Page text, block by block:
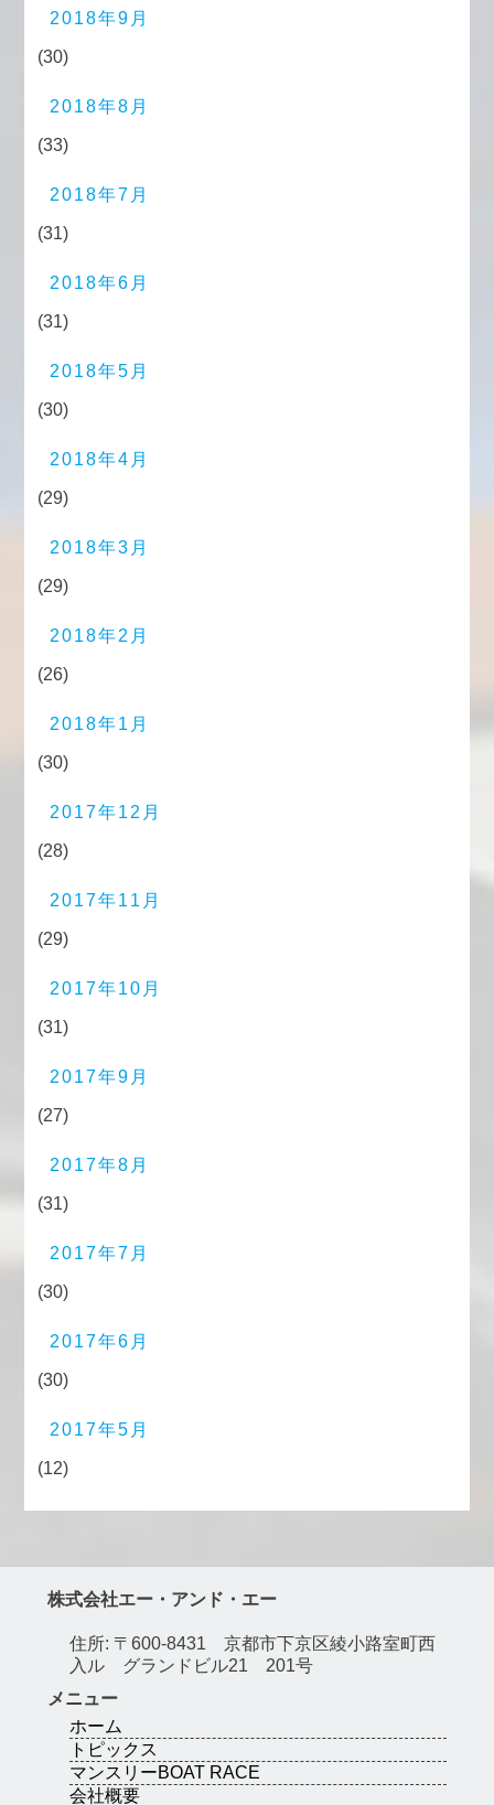
2018年9月
(30)
2018年8月
(33)
2018年7月
(31)
2018年6月
(31)
2018年5月
(30)
2018年4月
(29)
2018年3月
(29)
2018年2月
(26)
2018年1月
(30)
2017年12月
(28)
2017年11月
(29)
2017年10月
(31)
2017年9月
(27)
2017年8月
(31)
2017年7月
(30)
2017年6月
(30)
2017年5月
(12)
株式会社エー・アンド・エー
住所: 〒600-8431 京都市下京区綾小路室町西
入ル グランドビル21 201号
メニュー
ホーム
トピックス
マンスリーBOAT RACE
会社概要